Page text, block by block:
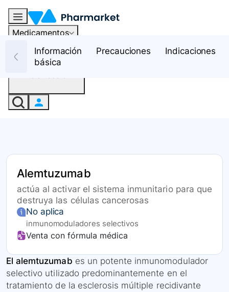
Medicamentos
RecursosInformación
básica
Precauciones Indicaciones
Alemtuzumab
actúa al activar el sistema inmunitario para que
destruya las células cancerosas
No aplica
inmunomoduladores selectivos
Venta con fórmula médica
El alemtuzumab es un potente inmunomodulador
selectivo utilizado predominantemente en el
tratamiento de la esclerosis múltiple recidivante